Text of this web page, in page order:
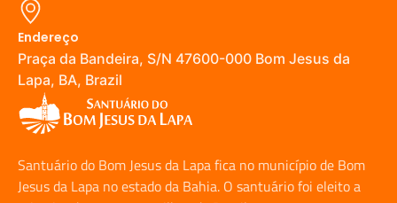
Endereço
Praça da Bandeira, S/N 47600-000 Bom Jesus da
Lapa, BA, Brazil
Santuário do Bom Jesus da Lapa fica no município de Bom
Jesus da Lapa no estado da Bahia. O santuário foi eleito a